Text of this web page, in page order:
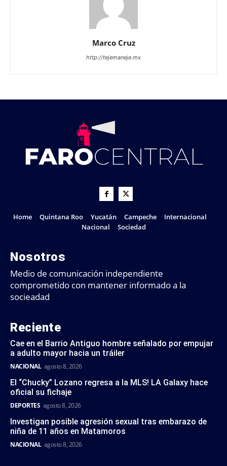
Marco Cruz
http://tejemaneje.mx
Home Quintana Roo Yucatán Campeche
Internacional
Nacional
Sociedad
Nosotros
Medio de comunicación independiente
comprometido con mantener informado a la
socieadad
Reciente
Cae en el Barrio Antiguo hombre señalado por empujar
a adulto mayor hacia un tráiler
NACIONAL agosto 8, 2026
El “Chucky” Lozano regresa a la MLS! LA Galaxy hace
oficial su fichaje
DEPORTES agosto 8, 2026
Investigan posible agresión sexual tras embarazo de
niña de 11 años en Matamoros
NACIONAL agosto 8, 2026